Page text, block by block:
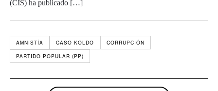
(CIS) ha publicado […]
AMNISTÍA CASO KOLDO
CORRUPCIÓN
PARTIDO POPULAR (PP)